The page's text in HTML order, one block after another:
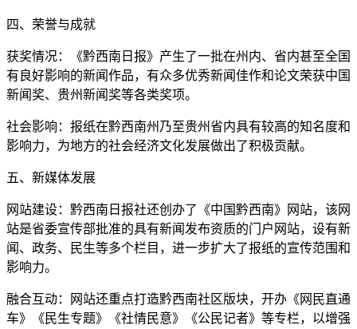
四、荣誉与成就
获奖情况：《黔西南日报》产生了一批在州内、省内甚至全国
有良好影响的新闻作品，有众多优秀新闻佳作和论文荣获中国
新闻奖、贵州新闻奖等各类奖项。
社会影响：报纸在黔西南州乃至贵州省内具有较高的知名度和
影响力，为地方的社会经济文化发展做出了积极贡献。
五、新媒体发展
网站建设：黔西南日报社还创办了《中国黔西南》网站，该网
站是省委宣传部批准的具有新闻发布资质的门户网站，设有新
闻、政务、民生等多个栏目，进一步扩大了报纸的宣传范围和
影响力。
融合互动：网站还重点打造黔西南社区版块，开办《网民直通
车》《民生专题》《社情民意》《公民记者》等专栏，以增强